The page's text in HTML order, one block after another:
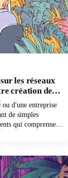
les réseaux
création de
ou d'une entreprise
de simples
qui comprennent
choisir celui qui
leur potentiel